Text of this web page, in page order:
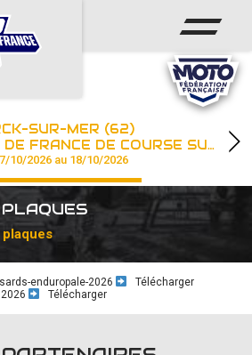
TV
SUR-MER (62)
FRANCE DE COURSE SUR SABLE
10/2026 au 18/10/2026
plaques
enduropale-2026
Télécharger
Télécharger